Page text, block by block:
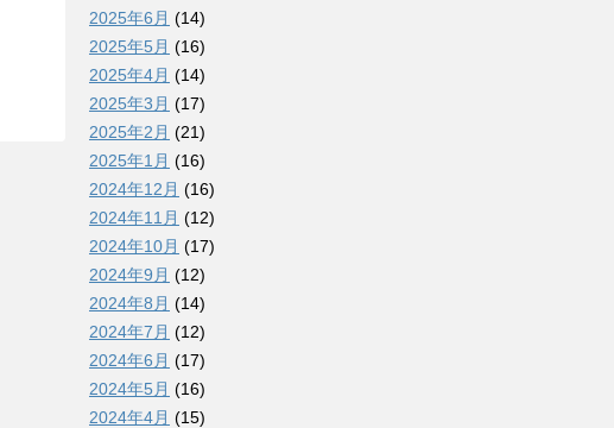
2025年6月 (14)
2025年5月 (16)
2025年4月 (14)
2025年3月 (17)
2025年2月 (21)
2025年1月 (16)
2024年12月 (16)
2024年11月 (12)
2024年10月 (17)
2024年9月 (12)
2024年8月 (14)
2024年7月 (12)
2024年6月 (17)
2024年5月 (16)
2024年4月 (15)